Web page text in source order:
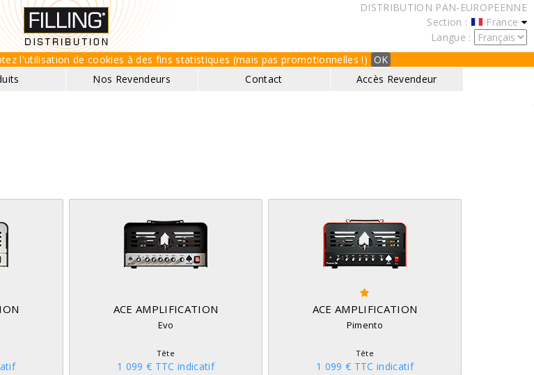
DISTRIBUTION PAN-EUROPEENNE
Section :
France
Langue :
l'utilisation de cookies à des fins statistiques (mais pas promotionnelles !) OK
Nos Revendeurs Contact Accès Revendeur
ACE AMPLIFICATION
Evo
Tête
1 099 € TTC indicatif
ACE AMPLIFICATION
Pimento
Tête
1 099 € TTC indicatif